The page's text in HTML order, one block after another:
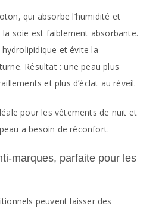
qui absorbe l’humidité et
la soie est faiblement absorbante.
et évite la
Résultat : une peau plus
et plus d’éclat au réveil.
pour les vêtements de nuit et
a besoin de réconfort.
marques, parfaite pour les
peuvent laisser des